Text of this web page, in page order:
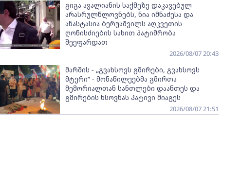
გიგა ავალიანის საქმეზე დაკავებულ
არასრულწლოვნებს, ნია იმნაძესა და
ანასტასია ბერუაშვილს აღკვეთის
ღონისძიების სახით პატიმრობა
შეეფარდათ
2026/08/07 20:43
მარშის - „გვახსოვს გმირები, გვახსოვს
მტერი” - მონაწილეებმა გმირთა
მემორიალთან სანთლები დაანთეს და
გმირების ხსოვნას პატივი მიაგეს
2026/08/07 21:51